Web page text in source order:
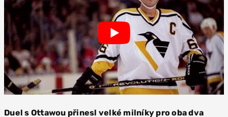
Duel s Ottawou přinesl velké milníky pro oba dva